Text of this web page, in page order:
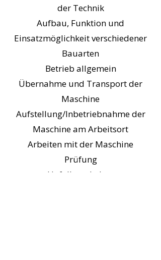
der Technik
Aufbau, Funktion und
Einsatzmöglichkeit verschiedener
Bauarten
Betrieb allgemein
Übernahme und Transport der
Maschine
Aufstellung/Inbetriebnahme der
Maschine am Arbeitsort
Arbeiten mit der Maschine
Prüfung
Unfallgeschehen